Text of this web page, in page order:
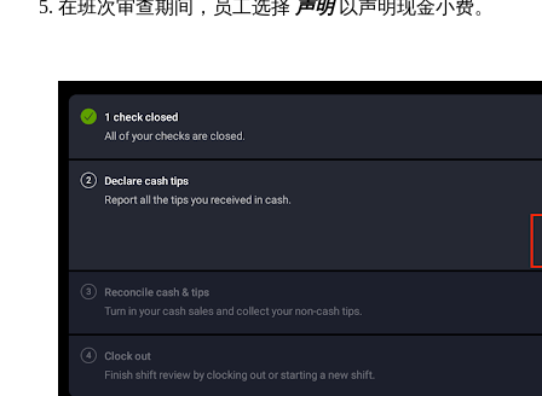
在班次审查期间，员工选择 声明以声明现金小费。